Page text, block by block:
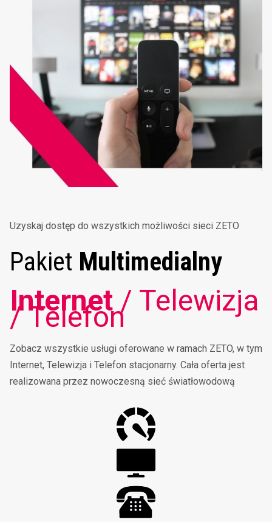
Uzyskaj dostęp do wszystkich możliwości sieci ZETO
Pakiet Multimedialny
Internet / Telewizja
/ Telefon
Zobacz wszystkie usługi oferowane w ramach ZETO, w tym
Internet, Telewizja i Telefon stacjonarny. Cała oferta jest
realizowana przez nowoczesną sieć światłowodową